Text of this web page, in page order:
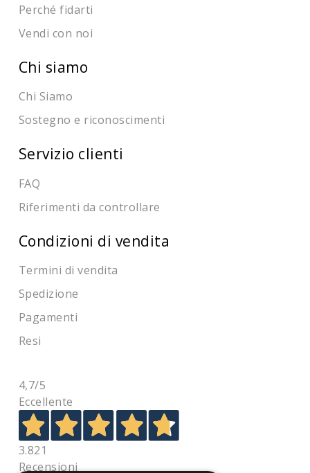
Perché fidarti
Vendi con noi
Chi siamo
Chi Siamo
Sostegno e riconoscimenti
Servizio clienti
FAQ
Riferimenti da controllare
Condizioni di vendita
Termini di vendita
Spedizione
Pagamenti
Resi
4,7/5
Eccellente
3.821
Recensioni